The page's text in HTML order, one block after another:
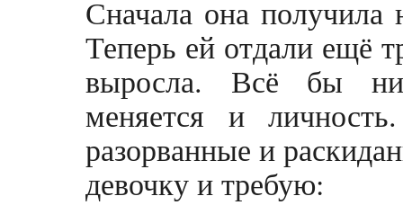
Сначала она
Теперь ей отдали ещё
выросла. Всё бы
меняется и
разорванные и
девочку и требую: